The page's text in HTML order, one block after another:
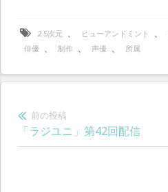
2.5次元 、 ヒューアンドミント 、
俳優 、 制作 、 声優 、 所属
投
稿
前の投稿
前
の
「ラジユニ」第42回配信